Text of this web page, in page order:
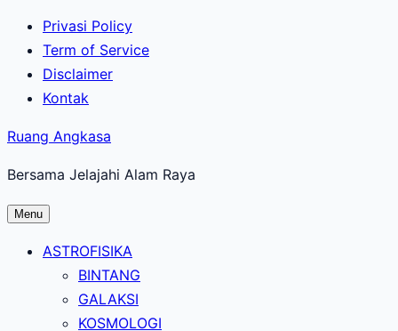
Lewati
konten
utama
Privasi Policy
Term of Service
Disclaimer
Kontak
Ruang Angkasa
Bersama Jelajahi Alam Raya
Menu
ASTROFISIKA
BINTANG
GALAKSI
KOSMOLOGI